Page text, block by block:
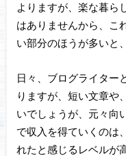
よりますが、楽な暮ら
はありませんから、こ
い部分のほうが多いと
日々、ブログライター
りますが、短い文章や
いでしょうが、元々向
で収入を得ていくのは
れたと感じるレベルが